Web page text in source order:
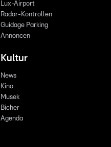
Lux-Airport
Radar-Kontrollen
Guidage Parking
Annoncen
Kultur
News
Kino
Musek
Bicher
Agenda